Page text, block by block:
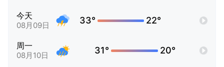
今天
08月09日 33° 22°
周一
08月10日 31° 20°